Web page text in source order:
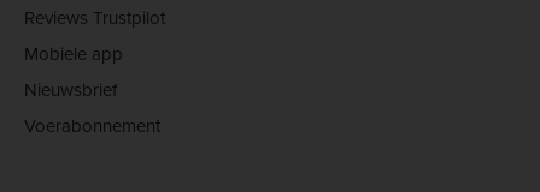
Reviews Trustpilot
Mobiele app
Nieuwsbrief
Voerabonnement